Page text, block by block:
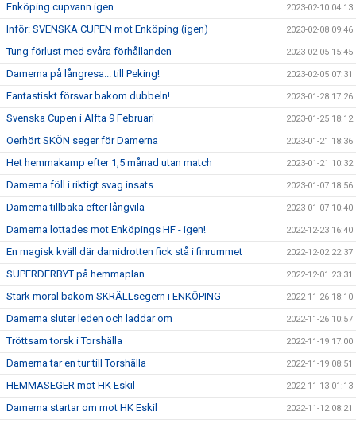
Enköping cupvann igen 2023-02-10 04:13
Inför: SVENSKA CUPEN mot Enköping (igen) 2023-02-08 09:46
Tung förlust med svåra förhållanden 2023-02-05 15:45
Damerna på långresa... till Peking! 2023-02-05 07:31
Fantastiskt försvar bakom dubbeln! 2023-01-28 17:26
Svenska Cupen i Alfta 9 Februari 2023-01-25 18:12
Oerhört SKÖN seger för Damerna 2023-01-21 18:36
Het hemmakamp efter 1,5 månad utan match 2023-01-21 10:32
Damerna föll i riktigt svag insats 2023-01-07 18:56
Damerna tillbaka efter långvila 2023-01-07 10:40
Damerna lottades mot Enköpings HF - igen! 2022-12-23 16:40
En magisk kväll där damidrotten fick stå i finrummet 2022-12-02 22:37
SUPERDERBYT på hemmaplan 2022-12-01 23:31
Stark moral bakom SKRÄLLsegern i ENKÖPING 2022-11-26 18:10
Damerna sluter leden och laddar om 2022-11-26 10:57
Tröttsam torsk i Torshälla 2022-11-19 17:00
Damerna tar en tur till Torshälla 2022-11-19 08:51
HEMMASEGER mot HK Eskil 2022-11-13 01:13
Damerna startar om mot HK Eskil 2022-11-12 08:21